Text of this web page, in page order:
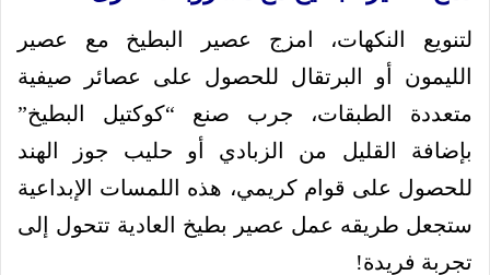
لتنويع النكهات، امزج عصير البطيخ مع عصير
الليمون أو البرتقال للحصول على عصائر صيفية
متعددة الطبقات، جرب صنع “كوكتيل البطيخ”
بإضافة القليل من الزبادي أو حليب جوز الهند
للحصول على قوام كريمي، هذه اللمسات الإبداعية
ستجعل طريقه عمل عصير بطيخ العادية تتحول إلى
تجربة فريدة!